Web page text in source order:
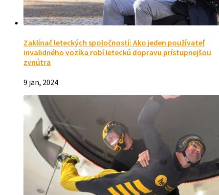
Zaklínač leteckých spoločností: Ako jeden používateľ
invalidného vozíka robí leteckú dopravu prístupnejšou
zvnútra
9 jan, 2024